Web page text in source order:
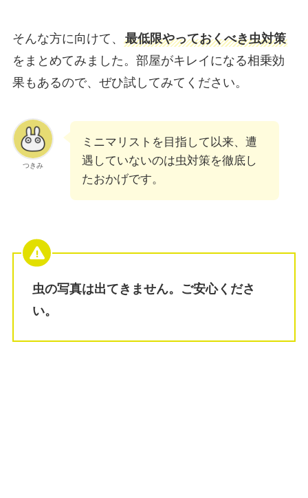
そんな方に向けて、 最低限やっておくべき虫対策
をまとめてみました。部屋がキレイになる相乗効
果もあるので、ぜひ試してみてください。
つきみ
ミニマリストを目指して以来、遭
遇していないのは虫対策を徹底し
たおかげです。
虫の写真は出てきません。ご安心くださ
い。